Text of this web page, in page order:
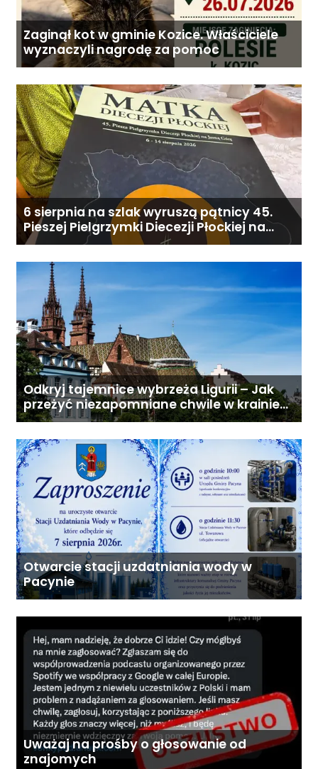
Zaginął kot w gminie Kozice. Właściciele
wyznaczyli nagrodę za pomoc
6 sierpnia na szlak wyruszą pątnicy 45.
Pieszej Pielgrzymki Diecezji Płockiej na
Jasną Górę
Odkryj tajemnice wybrzeża Ligurii – Jak
przeżyć niezapomniane chwile w krainie
pesto i słońca
Otwarcie stacji uzdatniania wody w
Pacynie
Uważaj na prośby o głosowanie od
znajomych